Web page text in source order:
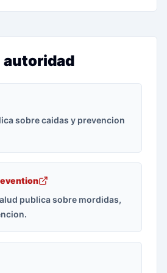
autoridad
sobre caidas y prevencion
publica sobre mordidas,